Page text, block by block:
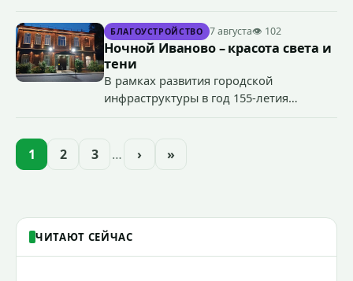
террористического акта на объекте
органов государственной власти.
«Гроза-2026».
БЛАГОУСТРОЙСТВО 7 августа👁 102
Ночной Иваново – красота света и
тени
В рамках развития городской
инфраструктуры в год 155-летия
проекта подсветки исторических
1 2 3 … › »
ЧИТАЮТ СЕЙЧАС